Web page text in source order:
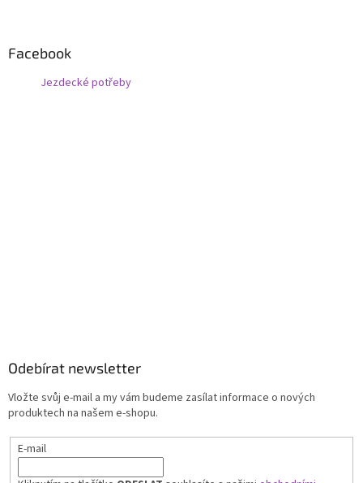
Facebook
Jezdecké potřeby
Odebírat newsletter
Vložte svůj e-mail a my vám budeme zasílat informace o nových
produktech na našem e-shopu.
E-mail